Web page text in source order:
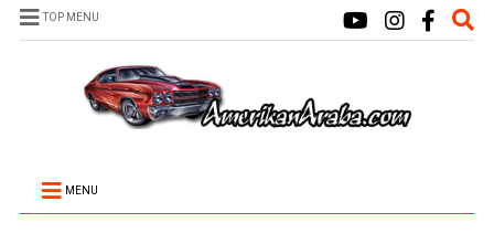
TOP MENU
MENU